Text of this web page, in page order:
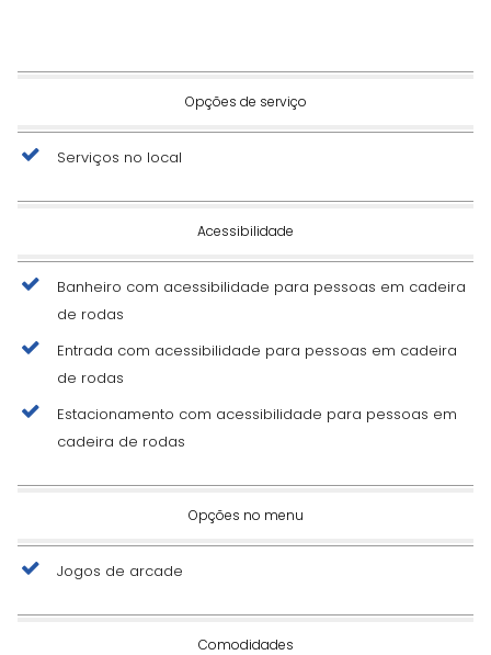
Opções de serviço
Serviços no local
Acessibilidade
Banheiro com acessibilidade para pessoas em cadeira
de rodas
Entrada com acessibilidade para pessoas em cadeira
de rodas
Estacionamento com acessibilidade para pessoas em
cadeira de rodas
Opções no menu
Jogos de arcade
Comodidades